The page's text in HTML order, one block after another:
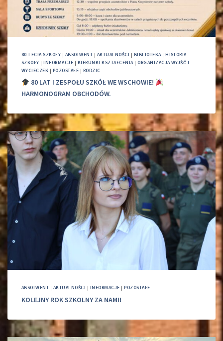
80-LECIA SZKOŁY | ABSOLWENT | AKTUALNOŚCI | BIBLIOTEKA |HISTORIA
SZKOŁY |INFORMACJE | KIERUNKI KSZTAŁCENIA |ORGANIZACJA WYJŚĆ I
WYCIECZEK | POZOSTAŁE | RODZIC
80 LAT I ZESPOŁU SZKÓŁ WE WSCHOWIE!
HARMONOGRAM OBCHODÓW.
ABSOLWENT | AKTUALNOŚCI | INFORMACJE |POZOSTAŁE
KOLEJNY ROK SZKOLNY ZA NAMI!